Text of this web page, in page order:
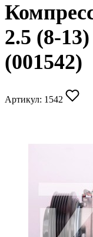
2.5 (8-
(001542)
Артикул: 1542